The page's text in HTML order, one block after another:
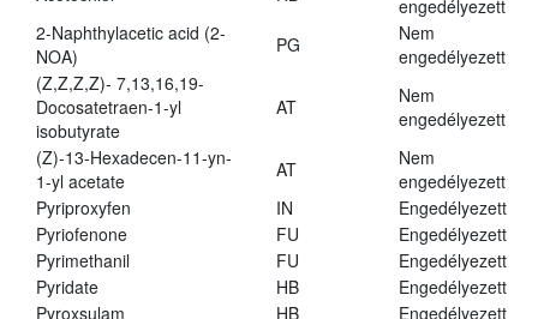
engedélyezett
2-Naphthylacetic acid (2-
NOA)
PG
Nem
engedélyezett
(Z,Z,Z,Z)- 7,13,16,19-
Docosatetraen-1-yl
isobutyrate
AT
Nem
engedélyezett
(Z)-13-Hexadecen-11-yn-
1-yl acetate
AT
Nem
engedélyezett
Pyriproxyfen
IN
Engedélyezett
Pyriofenone
FU
Engedélyezett
Pyrimethanil
FU
Engedélyezett
Pyridate
HB
Engedélyezett
Pyroxsulam
HB
Engedélyezett